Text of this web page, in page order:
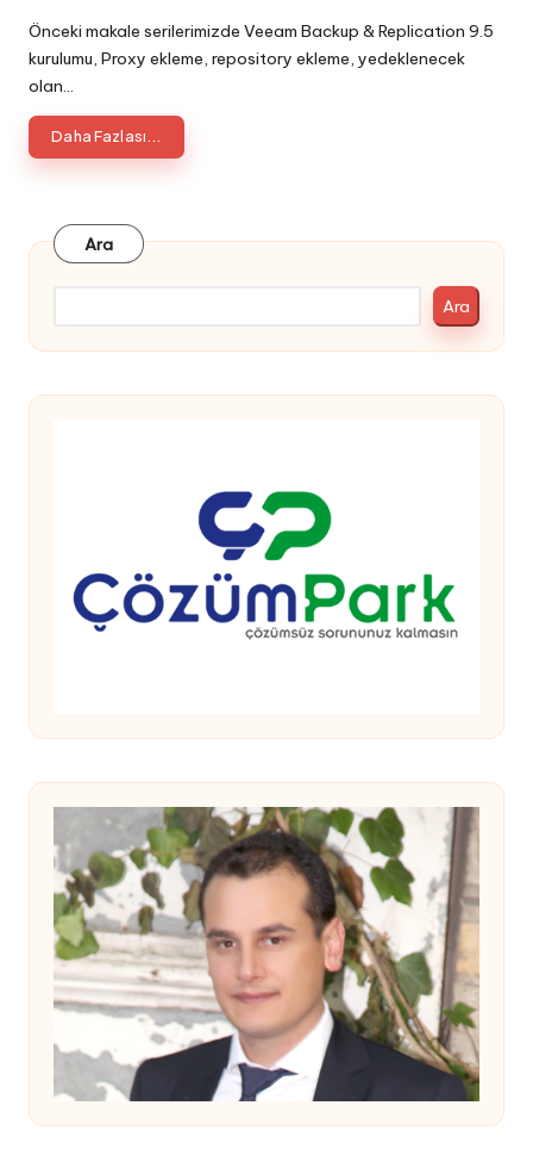
by
Önceki makale serilerimizde Veeam Backup & Replication 9.5
kurulumu, Proxy ekleme, repository ekleme, yedeklenecek
olan…
Daha Fazlası...
Ara
Ara